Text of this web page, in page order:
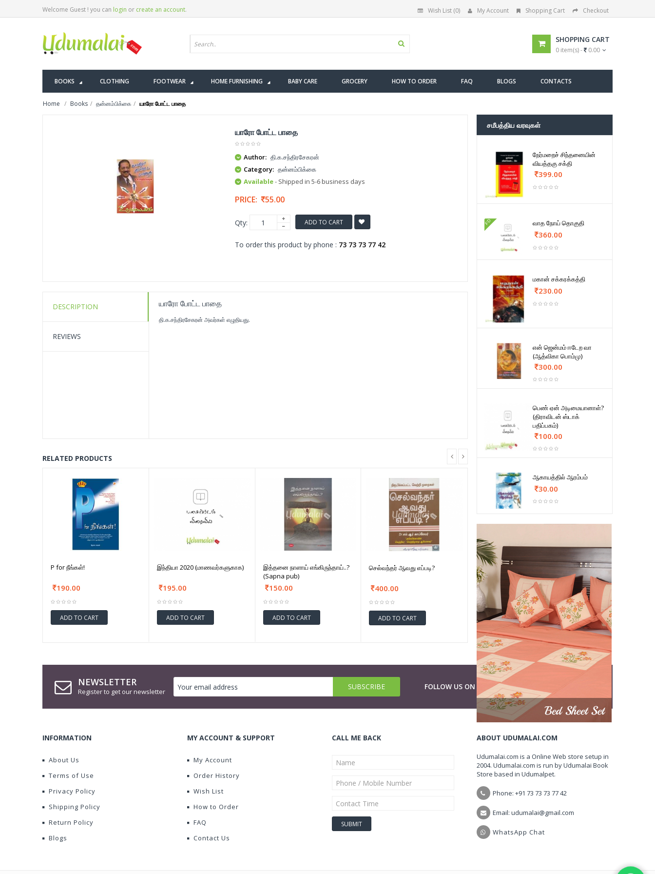
Welcome Guest ! you can login or create an account. Wish List (0) My Account Shopping Cart Checkout
SHOPPING CART
0 item(s) - 0.00
BOOKS CLOTHING FOOTWEAR HOME FURNISHING BABY CARE GROCERY HOW TO ORDER FAQ BLOGS CONTACTS
Home Books தன்னம்பிக்கை யாரோ போட்ட பாதை
யாரோ போட்ட பாதை
Author: தி.க.சந்திரசேகரன்
Category: தன்னம்பிக்கை
Available- Shipped in 5-6 business days
PRICE: 55.00
Qty: ADD TO CART
To order this product by phone : 73 73 73 77 42
DESCRIPTION
REVIEWS
யாரோ போட்ட பாதை
தி.க.சந்திரசேகரன் அவர்கள் எழுதியது.
RELATED PRODUCTS
P for நீங்கள்!
190.00
ADD TO CART
இந்தியா 2020 (மாணவர்களுகாக)
195.00
ADD TO CART
இத்தனை நாளாய் எங்கிருந்தாய்..?
(Sapna pub)
150.00
ADD TO CART
செல்வந்தர் ஆவது எப்படி?
400.00
ADD TO CART
சமீபத்திய வரவுகள்
நேர்மறைச் சிந்தனையின்
வியத்தகு சக்தி
399.00
FD வாத நோய் தொகுதி
360.00
மகான் சக்கரக்கத்தி
230.00
என் ஜென்மம் ஈடேற வா
(ஆத்விகா பொம்மு)
300.00
பெண் ஏன் அடிமையானாள்?
(திராவிடன் ஸ்டாக்
பதிப்பகம்)
100.00
ஆகாயத்தில் ஆரம்பம்
30.00
NEWSLETTER
Register to get our newsletter
FOLLOW US ON
INFORMATION
About Us
Terms of Use
Privacy Policy
Shipping Policy
Return Policy
Blogs
MY ACCOUNT & SUPPORT
My Account
Order History
Wish List
How to Order
FAQ
Contact Us
CALL ME BACK ABOUT UDUMALAI.COM
Udumalai.com is a Online Web store setup in
2004. Udumalai.com is run by Udumalai Book
Store based in Udumalpet.
Phone: +91 73 73 73 77 42
Email: udumalai@gmail.com
WhatsApp Chat